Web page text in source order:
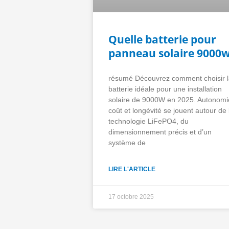
Quelle batterie pour
panneau solaire
résumé Découvrez comment choisir
batterie idéale pour une installation
solaire de 9000W en 2025.
coût et longévité se jouent autour de
technologie LiFePO4, du
dimensionnement précis et d’un
système de
LIRE L'ARTICLE
17 octobre 2025